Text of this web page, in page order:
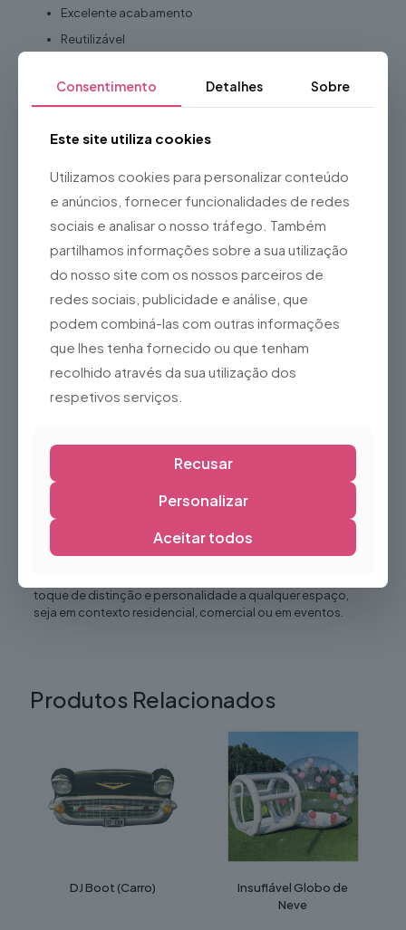
Excelente acabamento
Reutilizável
Ideal para
Hotéis e restaurantes
Escritórios
Montras
Feiras e exposições
Stands promocionais
Salas de espera
Vantagens
Solução prática e reutilizável
Ideal para decoração permanente ou temporária
Quadro Decorativoé a escolha ideal para criar
toque de distinção e personalidade a qualquer espaço,
seja em contexto residencial, comercial ou em eventos.
Produtos Relacionados
DJ Boot (Carro)
Insuflável Globo de
Neve
Consentimento Detalhes Sobre
Este site utiliza cookies
Utilizamos cookies para personalizar conteúdo
e anúncios, fornecer funcionalidades de redes
sociais e analisar o nosso tráfego. Também
partilhamos informações sobre a sua utilização
do nosso site com os nossos parceiros de
redes sociais, publicidade e análise, que
podem combiná-las com outras informações
que lhes tenha fornecido ou que tenham
recolhido através da sua utilização dos
respetivos serviços.
Recusar
Personalizar
Aceitar todos